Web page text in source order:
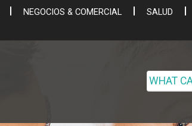
NEGOCIOS & COMERCIAL SALUD